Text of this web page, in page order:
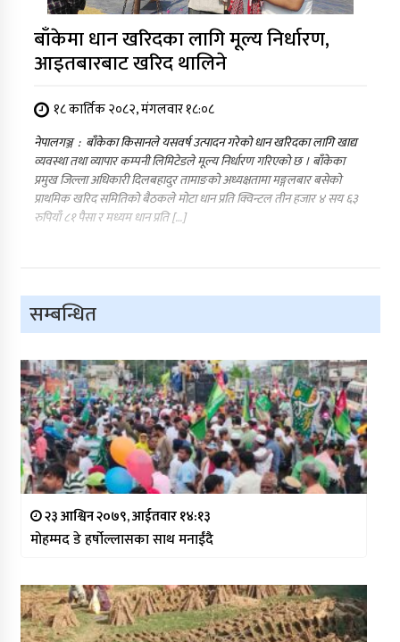
बाँकेमा धान खरिदका लागि मूल्य निर्धारण,
आइतबारबाट खरिद थालिने
१८ कार्तिक २०८२, मंगलवार १८:०८
नेपालगञ्ज : बाँकेका किसानले यसवर्ष उत्पादन गरेको धान खरिदका लागि खाद्य
व्यवस्था तथा व्यापार कम्पनी लिमिटेडले मूल्य निर्धारण गरिएको छ । बाँकेका
प्रमुख जिल्ला अधिकारी दिलबहादुर तामाङको अध्यक्षतामा मङ्गलबार बसेको
प्राथमिक खरिद समितिको बैठकले मोटा धान प्रति क्विन्टल तीन हजार ४ सय ६३
रुपियाँ ८१ पैसा र मध्यम धान प्रति […]
सम्बन्धित
२३ आश्विन २०७९, आईतवार १४:१३
मोहम्मद डे हर्षोल्लासका साथ मनाईंदै